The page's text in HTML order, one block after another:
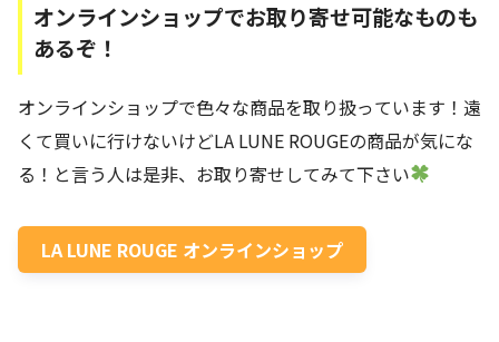
オンラインショップでお取り寄せ可能なものも
あるぞ！
オンラインショップで色々な商品を取り扱っています！遠
くて買いに行けないけどLA LUNE ROUGEの商品が気にな
る！と言う人は是非、お取り寄せしてみて下さい
LA LUNE ROUGE オンラインショップ